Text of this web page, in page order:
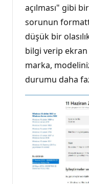
açılması" gibi
sorunun
düşük bir
bilgi verip
marka,
durumu daha